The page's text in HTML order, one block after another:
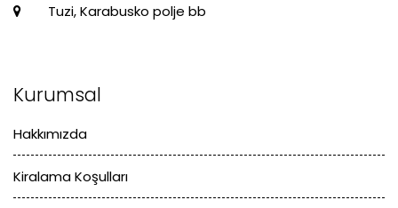
Tuzi, Karabusko polje bb
Kurumsal
Hakkımızda
Kiralama Koşulları